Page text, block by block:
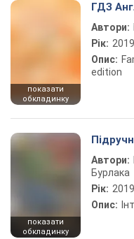
показати
обкладинку
ГДЗ
Автори:
Рік: 2019
Опис:
edition
показати
обкладинку
Автори:
Бурлака
Рік: 2019
Опис: